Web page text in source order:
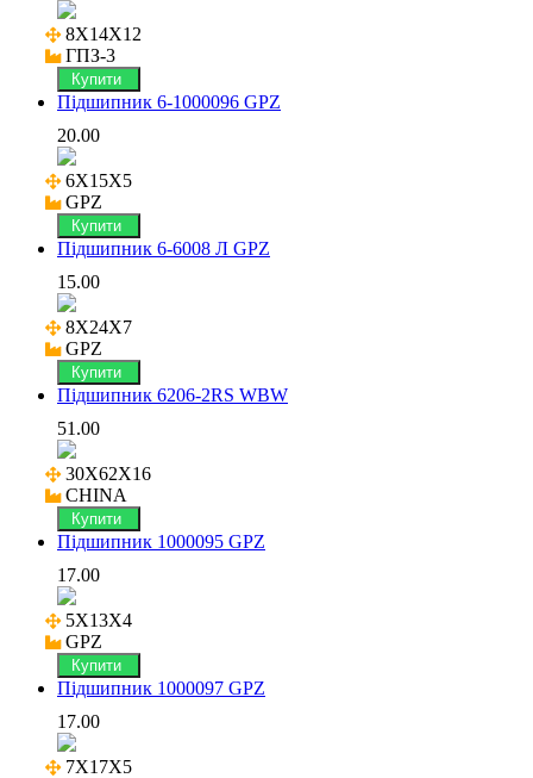
8X14X12
ГПЗ-3
Купити
Підшипник 6-1000096 GPZ
20.00
6X15X5
GPZ
Купити
Підшипник 6-6008 Л GPZ
15.00
8X24X7
GPZ
Купити
Підшипник 6206-2RS WBW
51.00
30X62X16
CHINA
Купити
Підшипник 1000095 GPZ
17.00
5X13X4
GPZ
Купити
Підшипник 1000097 GPZ
17.00
7X17X5